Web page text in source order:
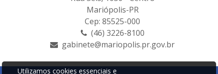
Mariópolis-PR
Cep: 85525-000
(46) 3226-8100
gabinete@mariopolis.pr.gov.br
Utilizamos cookies essenciais e